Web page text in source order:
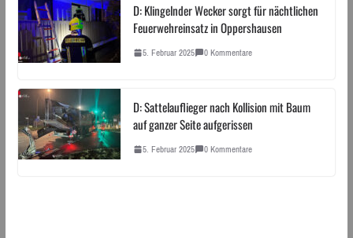
D: Klingelnder Wecker sorgt für nächtlichen
Feuerwehreinsatz in Oppershausen
5. Februar 2025 0 Kommentare
D: Sattelauflieger nach Kollision mit Baum
auf ganzer Seite aufgerissen
5. Februar 2025 0 Kommentare